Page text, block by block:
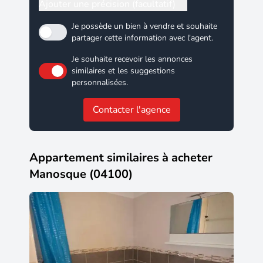
Je possède un bien à vendre et souhaite
partager cette information avec l'agent.
Je souhaite recevoir les annonces
similaires et les suggestions
personnalisées.
Contacter l'agence
Appartement similaires à acheter
Manosque (04100)